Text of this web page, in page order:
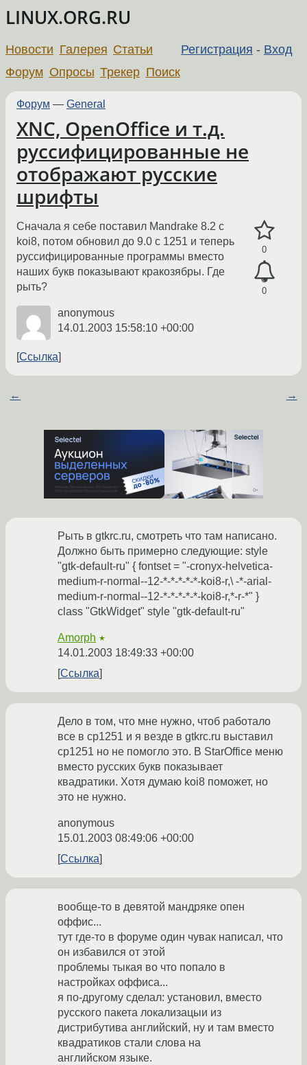
LINUX.ORG.RU
Регистрация - Вход
Новости Галерея Статьи
Форум Опросы Трекер Поиск
Форум — General
XNC, OpenOffice и т.д.
руссифицированные не
отображают русские
шрифты
0
0
Сначала я себе поставил Mandrake 8.2 c
koi8, потом обновил до 9.0 с 1251 и теперь
руссифицированные программы вместо
наших букв показывают кракозябры. Где
рыть?
anonymous
14.01.2003 15:58:10 +00:00
Ссылка
← →
Рыть в gtkrc.ru, смотреть что там написано.
Должно быть примерно следующие: style
"gtk-default-ru" { fontset = "-cronyx-helvetica-
medium-r-normal--12-*-*-*-*-*-koi8-r,\ -*-arial-
medium-r-normal--12-*-*-*-*-*-koi8-r,*-r-*" }
class "GtkWidget" style "gtk-default-ru"
Amorph ★
14.01.2003 18:49:33 +00:00
Ссылка
Дело в том, что мне нужно, чтоб работало
все в cp1251 и я везде в gtkrc.ru выставил
cp1251 но не помогло это. В StarOffice меню
вместо русских букв показывает
квадратики. Хотя думаю koi8 поможет, но
это не нужно.
anonymous
15.01.2003 08:49:06 +00:00
Ссылка
вообще-то в девятой мандряке опен
оффис...
тут где-то в форуме один чувак написал, что
он избавился от этой
проблемы тыкая во что попало в
настройках оффиса...
я по-другому сделал: установил, вместо
русского пакета локализацыи из
дистрибутива английский, ну и там вместо
квадратиков стали слова на
английском языке.